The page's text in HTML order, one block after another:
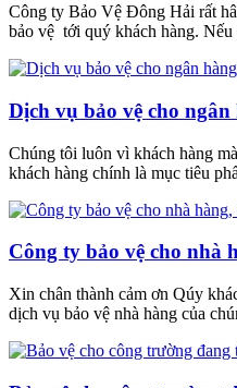
Công ty Bảo Vệ Đông Hải rất
bảo vệ tới quý khách hàng. Nếu
Dịch vụ bảo vệ cho
Chúng tôi luôn vì khách hàng
khách hàng chính là mục tiêu
Công ty bảo vệ cho nhà
Xin chân thành cảm ơn Qúy
dịch vụ bảo vệ nhà hàng của